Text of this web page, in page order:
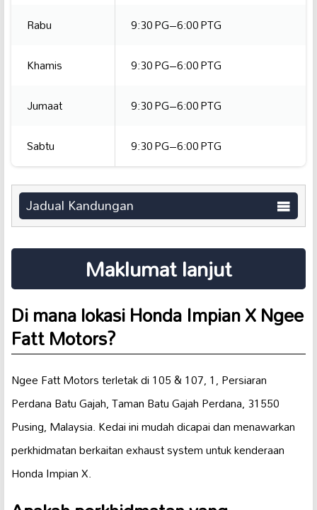
Rabu
9:30 PG–6:00 PTG
Khamis
9:30 PG–6:00 PTG
Jumaat
9:30 PG–6:00 PTG
Sabtu
9:30 PG–6:00 PTG
Jadual Kandungan
Maklumat lanjut
Di mana lokasi Honda Impian X Ngee
Fatt Motors?
Ngee Fatt Motors terletak di 105 & 107, 1, Persiaran
Perdana Batu Gajah, Taman Batu Gajah Perdana, 31550
Pusing, Malaysia. Kedai ini mudah dicapai dan menawarkan
perkhidmatan berkaitan exhaust system untuk kenderaan
Honda Impian X.